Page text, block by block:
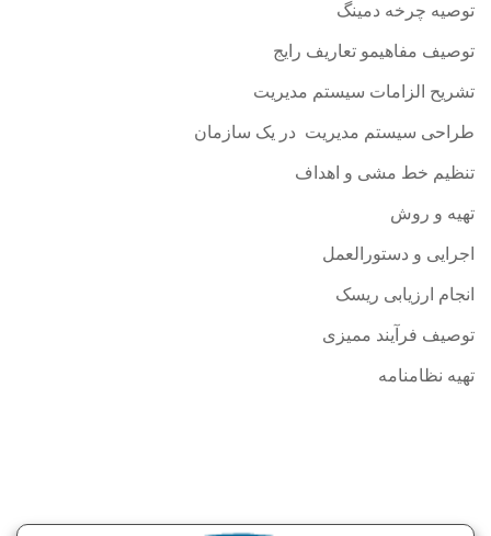
توصیه چرخه دمینگ
توصیف مفاهیمو تعاریف رایج
تشریح الزامات سیستم مدیریت
طراحی سیستم مدیریت در یک سازمان
تنظیم خط مشی و اهداف
تهیه و روش
اجرایی و دستورالعمل
انجام ارزیابی ریسک
توصیف فرآیند ممیزی
تهیه نظامنامه